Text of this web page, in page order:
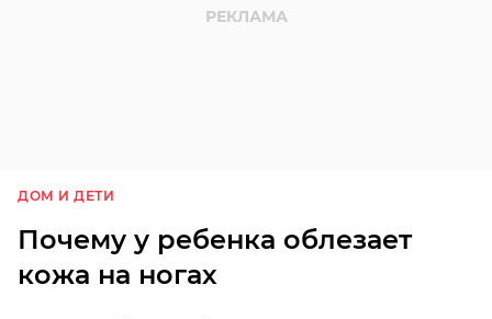
ДОМ И ДЕТИ
Почему у ребенка облезает
кожа на ногах